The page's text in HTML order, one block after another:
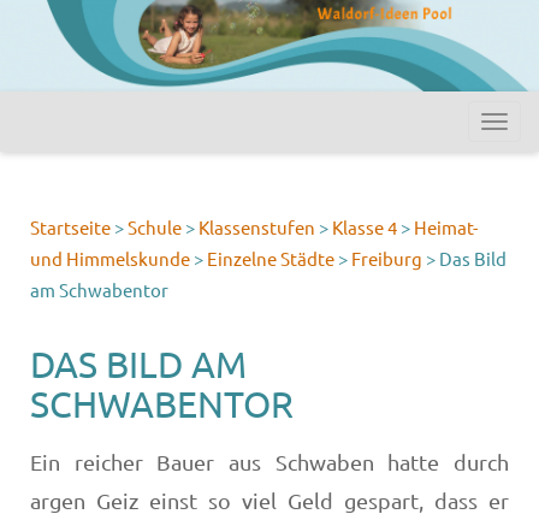
Startseite >Schule > Klassenstufen > Klasse 4 > Heimat-
und Himmelskunde > Einzelne Städte > Freiburg > Das Bild
am Schwabentor
DAS BILD AM
SCHWABENTOR
Ein reicher Bauer aus Schwaben hatte durch
argen Geiz einst so viel Geld gespart, dass er